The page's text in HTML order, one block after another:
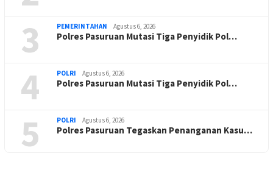
3
PEMERINTAHAN Agustus 6, 2026
Polres Pasuruan Mutasi Tiga Penyidik Pol…
4 POLRI Agustus 6, 2026
Polres Pasuruan Mutasi Tiga Penyidik Pol…
5 POLRI Agustus 6, 2026
Polres Pasuruan Tegaskan Penanganan Kasu…